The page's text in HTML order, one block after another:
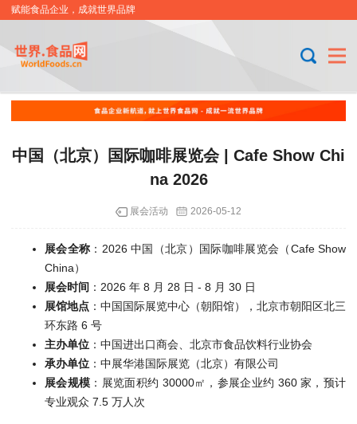
赋能食品企业，成就世界品牌
中国（北京）国际咖啡展览会 | Cafe Show Chi
na 2026
展会活动 2026-05-12
展会全称 ：2026 中国（北京）国际咖啡展览会（Cafe Show
China）
展会时间 ：2026 年 8 月 28 日 - 8 月 30 日
展馆地点 ：中国国际展览中心（朝阳馆），北京市朝阳区北三
环东路 6 号
主办单位 ：中国进出口商会、北京市食品饮料行业协会
承办单位 ：中展华港国际展览（北京）有限公司
展会规模 ：展览面积约 30000㎡，参展企业约 360 家，预计
专业观众 7.5 万人次